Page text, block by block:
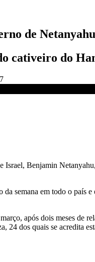
de
cativeiro do
Benjamin
semana em todo o país
após dois meses de
24 dos quais se acredita